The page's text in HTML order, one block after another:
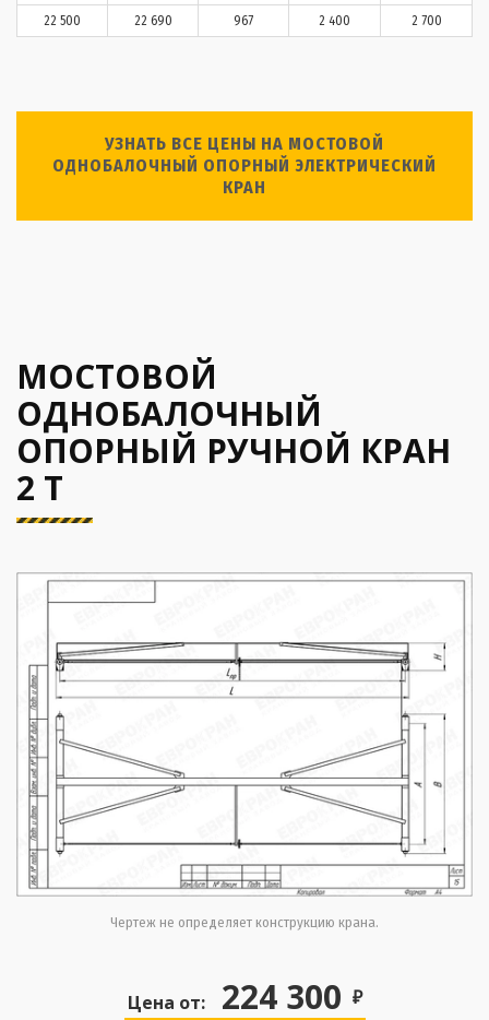
22 500 22 690 967 2 400 2 700
УЗНАТЬ ВСЕ ЦЕНЫ НА МОСТОВОЙ
ОДНОБАЛОЧНЫЙ ОПОРНЫЙ ЭЛЕКТРИЧЕСКИЙ
КРАН
МОСТОВОЙ
ОДНОБАЛОЧНЫЙ
ОПОРНЫЙ РУЧНОЙ КРАН
2 Т
Чертеж не определяет конструкцию крана.
Цена от: 224 300 ₽